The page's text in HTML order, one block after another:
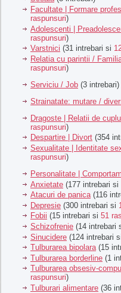
Facultate | Formare
raspunsuri)
Adolescenti |
raspunsuri)
Varstnici (31 intrebari si
Relatia cu parintii /
raspunsuri)
Serviciu / Job (3 intrebari)
Strainatate: mutare /
Dragoste | Relatii de cuplu
raspunsuri)
Despartire | Divort (354
Sexualitate | Identitate
raspunsuri)
Personalitate |
Anxietate (177 intrebari si
Atacuri de panica(116
Depresie (300 intrebari si
Fobii (15 intrebari si 51
Schizofrenie (14 intrebari
Sinucidere (124 intrebari
Tulburarea bipolara(15
Tulburarea borderline (1
Tulburarea obsesiv-
raspunsuri)
Tulburari alimentare (36